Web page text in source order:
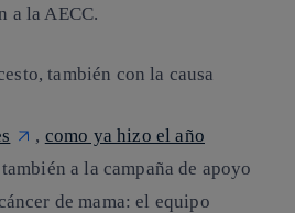
a la AECC.
también con la causa
, como ya hizo el año
también a la campaña de apoyo
de mama: el equipo